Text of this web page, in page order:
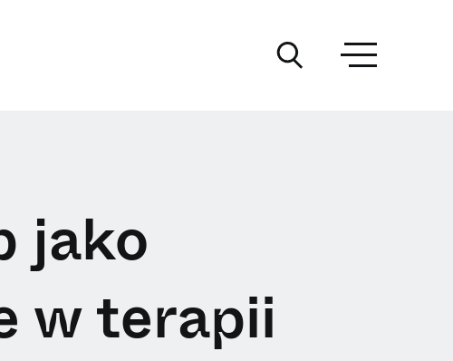
jako
w terapii